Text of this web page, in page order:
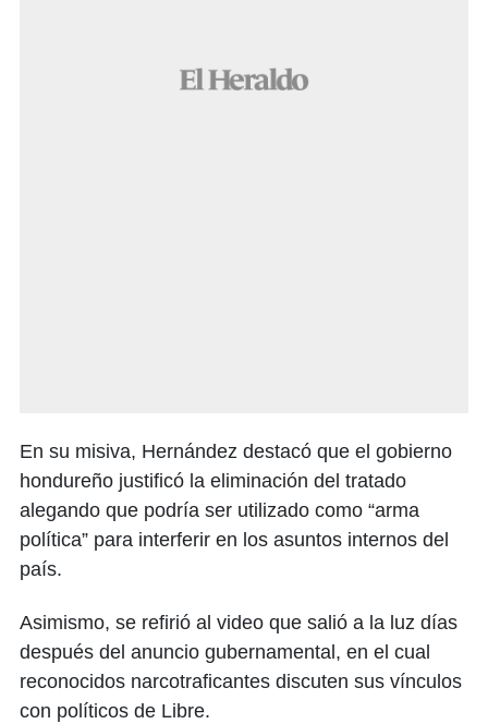
En su misiva, Hernández destacó que el gobierno
hondureño justificó la eliminación del tratado
alegando que podría ser utilizado como “arma
política” para interferir en los asuntos internos del
país.
Asimismo, se refirió al video que salió a la luz días
después del anuncio gubernamental, en el cual
reconocidos narcotraficantes discuten sus vínculos
con políticos de Libre.